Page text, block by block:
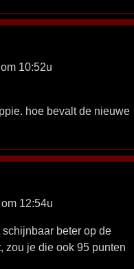
10:52u
hoe bevalt de nieuwe
12:54u
beter op de
zou je die ook 95 punten